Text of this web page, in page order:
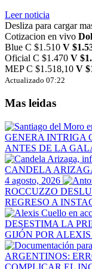
Leer noticia
Desliza para cargar
Cotizacion en vivo
Blue C $1.510 V
Oficial C $1.470 V
MEP C $1.518,10 V
Actualizado 07:22
Mas leidas
GENERA INTRIGA
ANTES DE LA
CANDELA
4 agosto, 2026
ROCCUZZO
REGRESO A
DESESTIMA LA
GIJÓN POR
ARGENTINOS:
COMPLICAR EL